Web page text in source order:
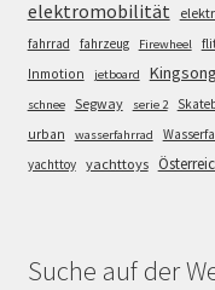
elektromobilität
fahrrad
fahrzeug Firewheel
Inmotion jetboard Kingsong
schnee Segway serie 2
urban wasserfahrrad
yachttoy yachttoys
Suche auf der